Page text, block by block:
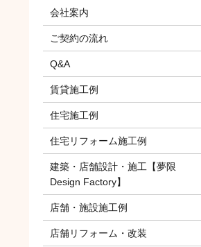
会社案内
ご契約の流れ
Q&A
賃貸施工例
住宅施工例
住宅リフォーム施工例
建築・店舗設計・施工【夢限
Design Factory】
店舗・施設施工例
店舗リフォーム・改装